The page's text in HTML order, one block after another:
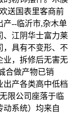
送国表里客商前
产--临沂市,杂木单
、江阴华士富力莱
，具有不变形、不
业，拆修后无害无
合做产物已销
出产各类高中低档
限公司座落于临
动系统）均来自